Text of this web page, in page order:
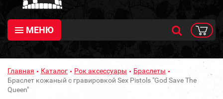
МЕНЮ
Главная Каталог Рок аксессуары
Браслеты
Браслет кожаный с гравировкой Sex Pistols "God Save The
Queen"